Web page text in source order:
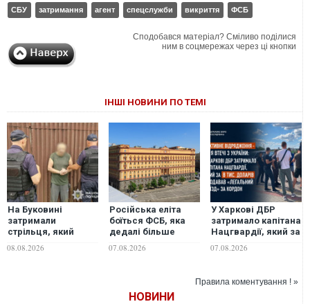
СБУ затримання агент спецслужби викриття ФСБ
Сподобався матеріал? Сміливо поділися
ним в соцмережах через ці кнопки
ІНШІ НОВИНИ ПО ТЕМІ
На Буковині
затримали
стрільця, який
поліцейських і 11
08.08.2026
Російська еліта
боїться ФСБ, яка
дедалі більше
контролю, -
07.08.2026
У Харкові ДБР
затримало капітана
Нацгвардії, який за
продавав
07.08.2026
Правила коментування ! »
НОВИНИ